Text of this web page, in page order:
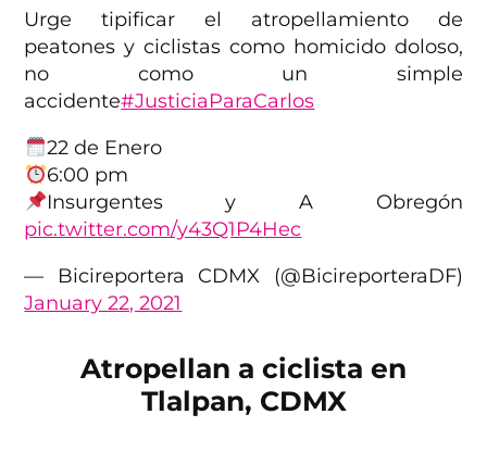
Urge tipificar el atropellamiento de
peatones y ciclistas como homicido doloso,
no como un simple
accidente#JusticiaParaCarlos
22 de Enero
6:00 pm
Insurgentes y A Obregón
pic.twitter.com/y43Q1P4Hec
— Bicireportera CDMX (@BicireporteraDF)
January 22, 2021
Atropellan a ciclista en
Tlalpan, CDMX